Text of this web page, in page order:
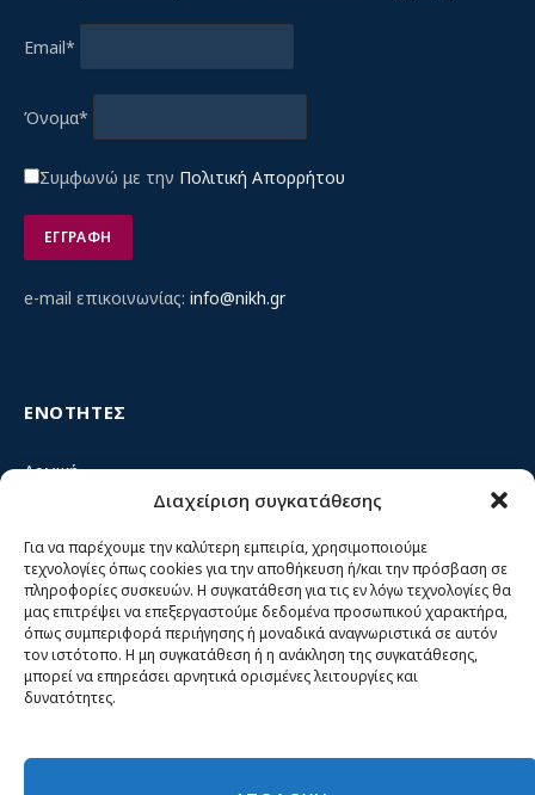
Διαχείριση συγκατάθεσης
Για να παρέχουμε την καλύτερη εμπειρία, χρησιμοποιούμε
τεχνολογίες όπως cookies για την αποθήκευση ή/και την πρόσβαση σε
πληροφορίες συσκευών. Η συγκατάθεση για τις εν λόγω τεχνολογίες θα
μας επιτρέψει να επεξεργαστούμε δεδομένα προσωπικού χαρακτήρα,
όπως συμπεριφορά περιήγησης ή μοναδικά αναγνωριστικά σε αυτόν
τον ιστότοπο. Η μη συγκατάθεση ή η ανάκληση της συγκατάθεσης,
μπορεί να επηρεάσει αρνητικά ορισμένες λειτουργίες και
δυνατότητες.
Email*
Όνομα*
Συμφωνώ με την Πολιτική Απορρήτου
e-mail επικοινωνίας: info@nikh.gr
ΕΝΟΤΗΤΕΣ
Αρχική
Κίνημα ΝΙΚΗ – Ποιοι είμαστε, αρχές & δράση
Θέσεις
Πρόσωπα
Όργανα και ομάδες
Βίντεο
Δελτία Τύπου